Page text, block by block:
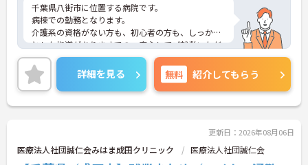
千葉県八街市に位置する病院です。
病棟での勤務となります。
介護系の資格がない方も、初心者の方も、しっかり
とした指導がありますでの、安心してご就業いただ
けます。
ご興味ある方には、面接対策ポイントなど、さらに
詳細をお話しいたしますのでお気軽にご相談くださ
い！
詳細を見る 無料 紹介してもらう
更新日：2026年08月06日
医療法人社団誠仁会みはま成田クリニック 医療法人社団誠仁会